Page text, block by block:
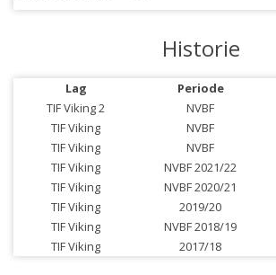
Historie
Lag Periode
TIF Viking 2
NVBF
TIF Viking
NVBF
TIF Viking
NVBF
TIF Viking
NVBF 2021/22
TIF Viking
NVBF 2020/21
TIF Viking
2019/20
TIF Viking
NVBF 2018/19
TIF Viking
2017/18